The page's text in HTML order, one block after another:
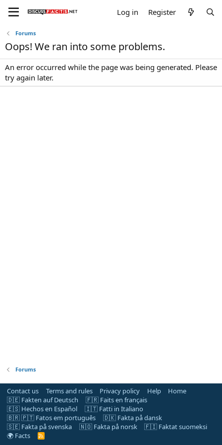
Log in Register
Forums
Oops! We ran into some problems.
An error occurred while the page was being generated. Please
try again later.
Forums
Contact us Terms and rules Privacy policy Help
Home
🇩🇪 Fakten auf Deutsch
🇫🇷 Faits en français
🇪🇸 Hechos en Español
🇮🇹 Fatti in Italiano
🇧🇷 🇵🇹 Fatos em português
🇩🇰 Fakta på dansk
🇸🇪 Fakta på svenska
🇳🇴 Fakta på norsk
🇫🇮 Faktat suomeksi
🌍 Facts
R